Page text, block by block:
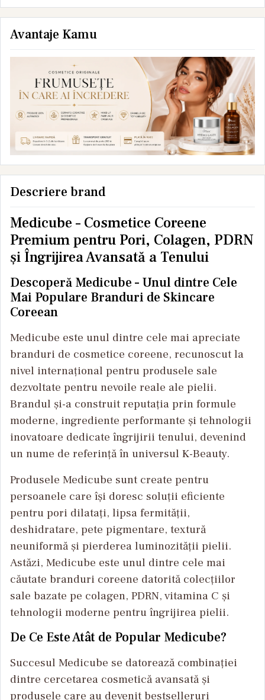
Avantaje Kamu
Descriere brand
Medicube – Cosmetice Coreene
Premium pentru Pori, Colagen, PDRN
și Îngrijirea Avansată a Tenului
Descoperă Medicube – Unul dintre Cele
Mai Populare Branduri de Skincare
Coreean
Medicube este unul dintre cele mai apreciate
branduri de cosmetice coreene, recunoscut la
nivel internațional pentru produsele sale
dezvoltate pentru nevoile reale ale pielii.
Brandul și-a construit reputația prin formule
moderne, ingrediente performante și tehnologii
inovatoare dedicate îngrijirii tenului, devenind
un nume de referință în universul K-Beauty.
Produsele Medicube sunt create pentru
persoanele care își doresc soluții eficiente
pentru pori dilatați, lipsa fermității,
deshidratare, pete pigmentare, textură
neuniformă și pierderea luminozității pielii.
Astăzi, Medicube este unul dintre cele mai
căutate branduri coreene datorită colecțiilor
sale bazate pe colagen, PDRN, vitamina C și
tehnologii moderne pentru îngrijirea pielii.
De Ce Este Atât de Popular Medicube?
Succesul Medicube se datorează combinației
dintre cercetarea cosmetică avansată și
produsele care au devenit bestselleruri